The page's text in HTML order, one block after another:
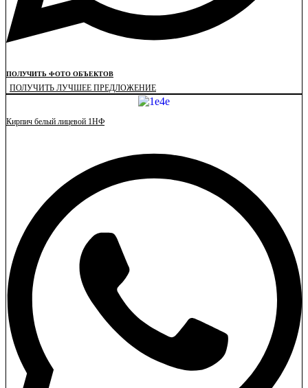
ПОЛУЧИТЬ ФОТО ОБЪЕКТОВ
ПОЛУЧИТЬ ЛУЧШЕЕ ПРЕДЛОЖЕНИЕ
Кирпич белый лицевой 1НФ